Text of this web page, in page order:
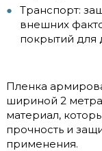
Транспорт:
внешних
покрытий для
Пленка
шириной 2
материал,
прочность и
применения.